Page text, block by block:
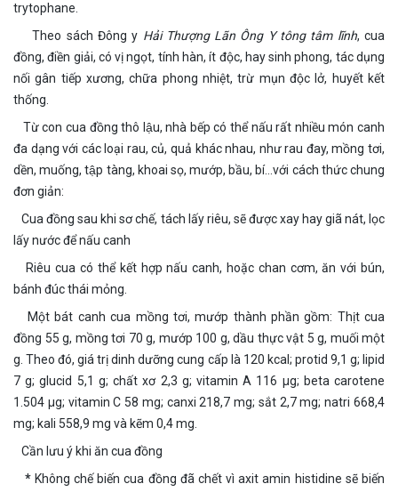
trytophane.
Theo sách Đông y Hải Thượng Lãn Ông Y tông tâm lĩnh, cua
đồng, điền giải, có vị ngọt, tính hàn, ít độc, hay sinh phong, tác dụng
nối gân tiếp xương, chữa phong nhiệt, trừ mụn độc lở, huyết kết
thống.
Từ con cua đồng thô lậu, nhà bếp có thể nấu rất nhiều món canh
đa dạng với các loại rau, củ, quả khác nhau, như rau đay, mồng tơi,
dền, muống, tập tàng, khoai sọ, mướp, bầu, bí…với cách thức chung
đơn giản:
Cua đồng sau khi sơ chế, tách lấy riêu, sẽ được xay hay giã nát, lọc
lấy nước để nấu canh
Riêu cua có thể kết hợp nấu canh, hoặc chan cơm, ăn với bún,
bánh đúc thái mỏng.
Một bát canh cua mồng tơi, mướp thành phần gồm: Thịt cua
đồng 55 g, mồng tơi 70 g, mướp 100 g, dầu thực vật 5 g, muối một
g. Theo đó, giá trị dinh dưỡng cung cấp là 120 kcal; protid 9,1 g; lipid
7 g; glucid 5,1 g; chất xơ 2,3 g; vitamin A 116 µg; beta carotene
1.504 µg; vitamin C 58 mg; canxi 218,7 mg; sắt 2,7 mg; natri 668,4
mg; kali 558,9 mg và kẽm 0,4 mg.
Cần lưu ý khi ăn cua đồng
* Không chế biến cua đồng đã chết vì axit amin histidine sẽ biến